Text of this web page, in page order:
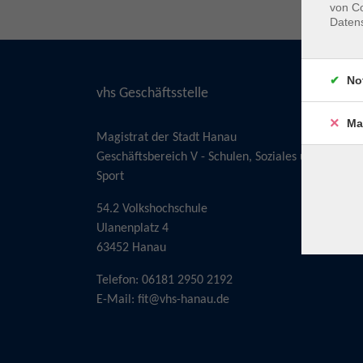
vhs Geschäftsstelle
Magistrat der Stadt Hanau
Geschäftsbereich V - Schulen, Soziales und
Sport
54.2 Volkshochschule
Ulanenplatz 4
63452 Hanau
Telefon: 06181 2950 2192
E-Mail: fit@vhs-hanau.de
von